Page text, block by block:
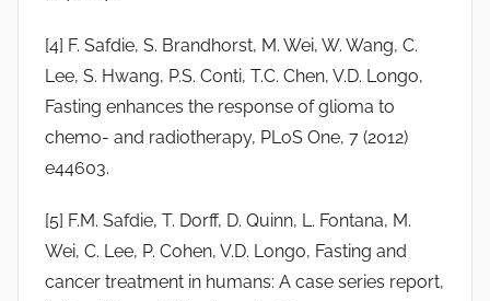
[4] F. Safdie, S. Brandhorst, M. Wei, W. Wang, C.
Lee, S. Hwang, P.S. Conti, T.C. Chen, V.D. Longo,
Fasting enhances the response of glioma to
chemo- and radiotherapy, PLoS One, 7 (2012)
e44603.
[5] F.M. Safdie, T. Dorff, D. Quinn, L. Fontana, M.
Wei, C. Lee, P. Cohen, V.D. Longo, Fasting and
cancer treatment in humans: A case series report,